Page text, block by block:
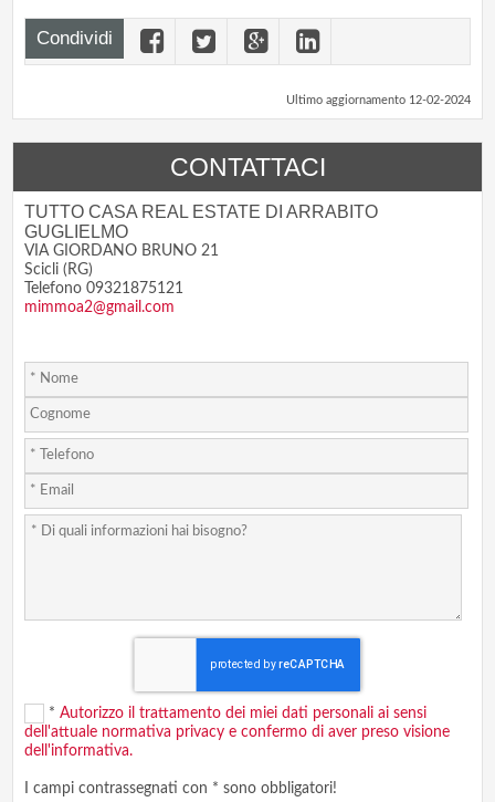
Condividi
Ultimo aggiornamento 12-02-2024
CONTATTACI
TUTTO CASA REAL ESTATE DI ARRABITO
GUGLIELMO
VIA GIORDANO BRUNO 21
Scicli (RG)
Telefono 09321875121
mimmoa2@gmail.com
*Autorizzo il trattamento dei miei dati personali ai sensi
dell'attuale normativa privacy e confermo di aver preso visione
dell'informativa.
I campi contrassegnati con * sono obbligatori!